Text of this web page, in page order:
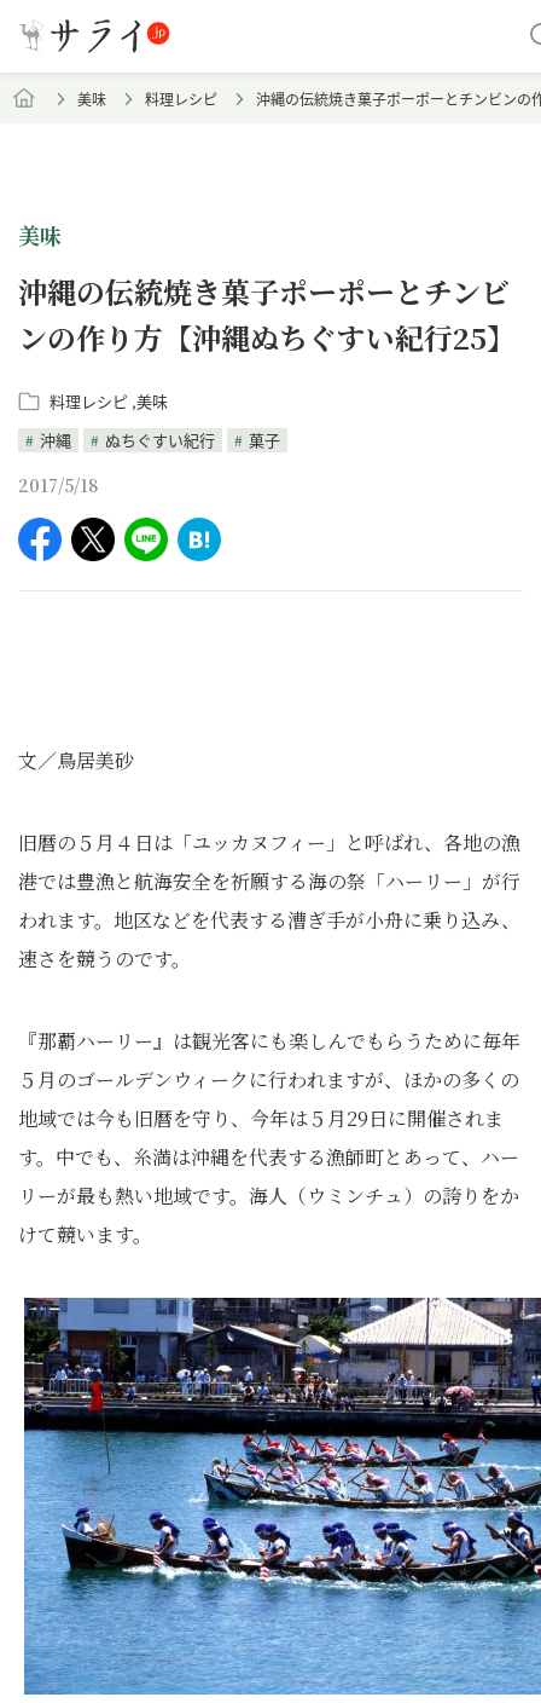
美味 料理レシピ 沖縄の伝統焼き菓子ポーポーとチンビンの
美味
沖縄の伝統焼き菓子ポーポーとチンビ
ンの作り方【沖縄ぬちぐすい紀行25】
料理レシピ 美味
沖縄
ぬちぐすい紀行 菓子
2017/5/18
文／鳥居美砂
旧暦の５月４日は「ユッカヌフィー」と呼ばれ、各地の漁
港では豊漁と航海安全を祈願する海の祭「ハーリー」が行
われます。地区などを代表する漕ぎ手が小舟に乗り込み、
速さを競うのです。
『那覇ハーリー』は観光客にも楽しんでもらうために毎年
５月のゴールデンウィークに行われますが、ほかの多くの
地域では今も旧暦を守り、今年は５月29日に開催されま
す。中でも、糸満は沖縄を代表する漁師町とあって、ハー
リーが最も熱い地域です。海人（ウミンチュ）の誇りをか
けて競います。